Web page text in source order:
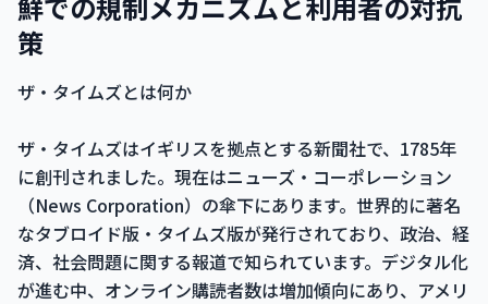
策
ザ・タイムズとは何か
ザ・タイムズはイギリスを拠点とする新聞社で、1785年
に創刊されました。現在はニューズ・コーポレーション
（News Corporation）の傘下にあります。世界的に著名
なタブロイド版・タイムズ版が発行されており、政治、経
済、社会問題に関する報道で知られています。デジタル化
が進む中、オンライン購読者数は増加傾向にあり、アメリ